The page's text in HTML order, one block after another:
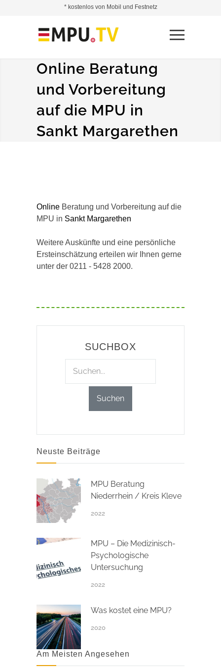
Online Beratung
und Vorbereitung
auf die MPU in
Sankt Margarethen
Online Beratung und Vorbereitung auf die
MPU in Sankt Margarethen
Weitere Auskünfte und eine persönliche
Ersteinschätzung erteilen wir Ihnen gerne
unter der 0211 - 5428 2000.
SUCHBOX
Neuste Beiträge
MPU Beratung
Niederrhein / Kreis Kleve
2022
MPU – Die Medizinisch-
Psychologische
Untersuchung
2022
Was kostet eine MPU?
2020
Am Meisten Angesehen
* kostenlos von Mobil und Festnetz